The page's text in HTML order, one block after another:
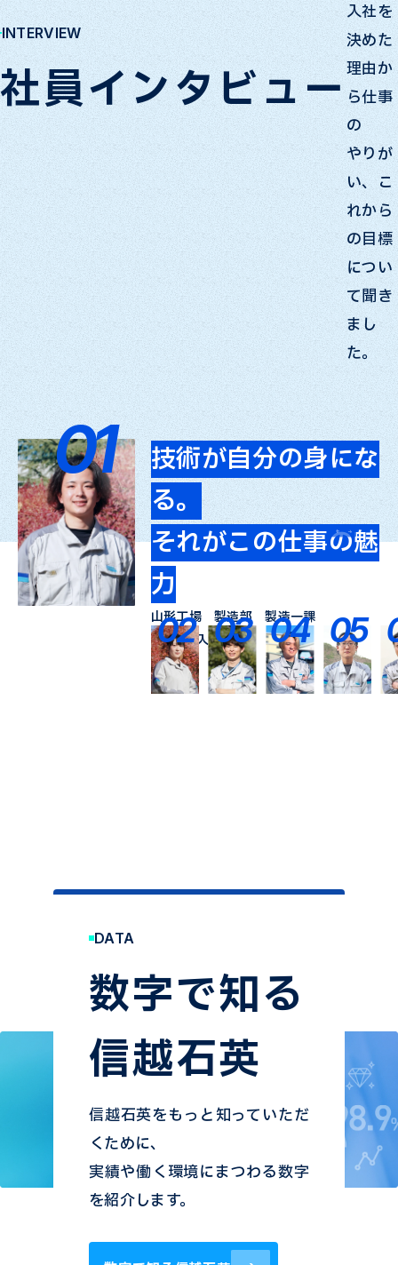
INTERVIEW
社員インタビュー
入社を
決めた
理由か
ら仕事
の
やりが
い、こ
れから
の目標
につい
て聞き
まし
た。
01
技術が自分の身にな
る。
それがこの仕事の魅
力
山形工場 製造部 製造一課
2025年入社
02
日々できることが増
えていく。
成長を実感できる仕
事
山形工場 品質保証課
2025年入社
03
社会に必要とされる
ものをつくってい
る。
その実感が、大きな
やりがいに
郡山工場 製造部 設備技術課
2024年キャリア採用
04
自分で作るからこそ
得られる、
成長の手応え
九州工場 製造部 製造課
2025年入社
05
より良い現場づくり
を目指し、
コミュニケーション
で支え合う
福井工場 製造部 製造三課
2019年入社
06
仕事は簡単にはでき
ない。
だからこそ、面白い
のだと思う
福井工場 製造部 製造二課
2009年入社
07
職人技に魅せられ挑
戦する
ものづくりの奥深さ
武生工場 製造部 製造課
2023年入社
08
成長している実感が
仕事を楽しくする
佐世保工場 製造部 製造二課
2025年キャリア採用
09
「いつかはああなり
たい」と
思える先輩をお手本
に
佐世保工場 品質保証部
2019年入社
02 03 04 05
DATA
数字で知る
信越石英
信越石英をもっと知っていただ
くために、
実績や働く環境にまつわる数字
を紹介します。